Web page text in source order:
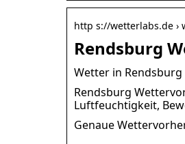
http s://wetterlabs.de ›
Rendsburg
Wetter in Rendsburg
Rendsburg
Luftfeuchtigkeit,
Genaue